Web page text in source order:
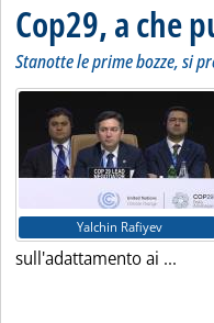
Cop29, a che
Stanotte le prime bozze, si
Yalchin Rafiyev
sull'adattamento ai ...